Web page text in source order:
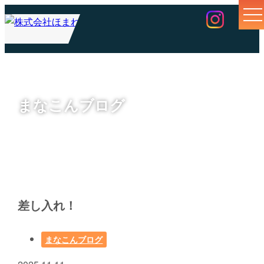
まなこんブログ
差し入れ！
まなこんブログ